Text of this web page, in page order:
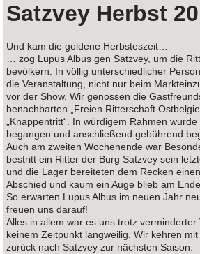
Satzvey Herbst
Und kam die goldene Herbsteszeit…
… zog Lupus Albus gen Satzvey, um die
bevölkern. In völlig unterschiedlicher
die Veranstaltung, nicht nur beim
vor der Show. Wir genossen die
benachbarten „Freien Ritterschaft
„Knappentritt“. In würdigem Rahmen
begangen und anschließend gebührend
Auch am zweiten Wochenende war
bestritt ein Ritter der Burg Satzvey sein
und die Lager bereiteten dem Recken
Abschied und kaum ein Auge blieb am
So erwarten Lupus Albus im neuen Jahr
freuen uns darauf!
Alles in allem war es uns trotz verminderter
keinem Zeitpunkt langweilig. Wir kehren
zurück nach Satzvey zur nächsten Saison.